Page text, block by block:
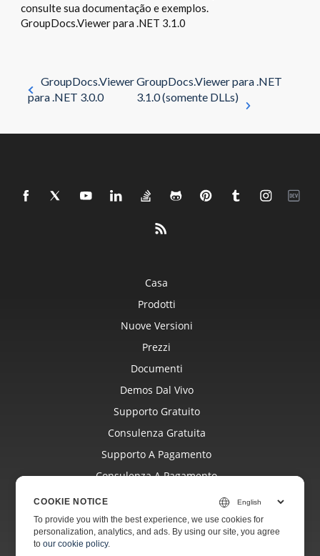
consulte sua documentação e exemplos.
GroupDocs.Viewer para .NET 3.1.0
GroupDocs.Viewer
para .NET 3.0.0
GroupDocs.Viewer para .NET
3.1.0 (somente DLLs)
Casa
Prodotti
Nuove Versioni
Prezzi
Documenti
Demos Dal Vivo
Supporto Gratuito
Consulenza Gratuita
Supporto A Pagamento
Consulenza A Pagamento
Siti Web
COOKIE NOTICE
To provide you with the best experience, we use cookies for
personalization, analytics, and ads. By using our site, you agree
toour cookie policy.